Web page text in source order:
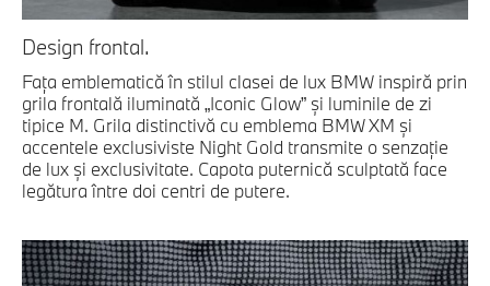
Design frontal.
Faţa emblematică în stilul clasei de lux BMW inspiră prin
grila frontală iluminată „Iconic Glow” şi luminile de zi
tipice M. Grila distinctivă cu emblema BMW XM şi
accentele exclusiviste Night Gold transmite o senzaţie
de lux şi exclusivitate. Capota puternică sculptată face
legătura între doi centri de putere.